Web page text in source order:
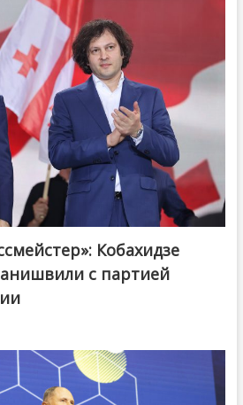
Dream
Кобахидзе
с партией